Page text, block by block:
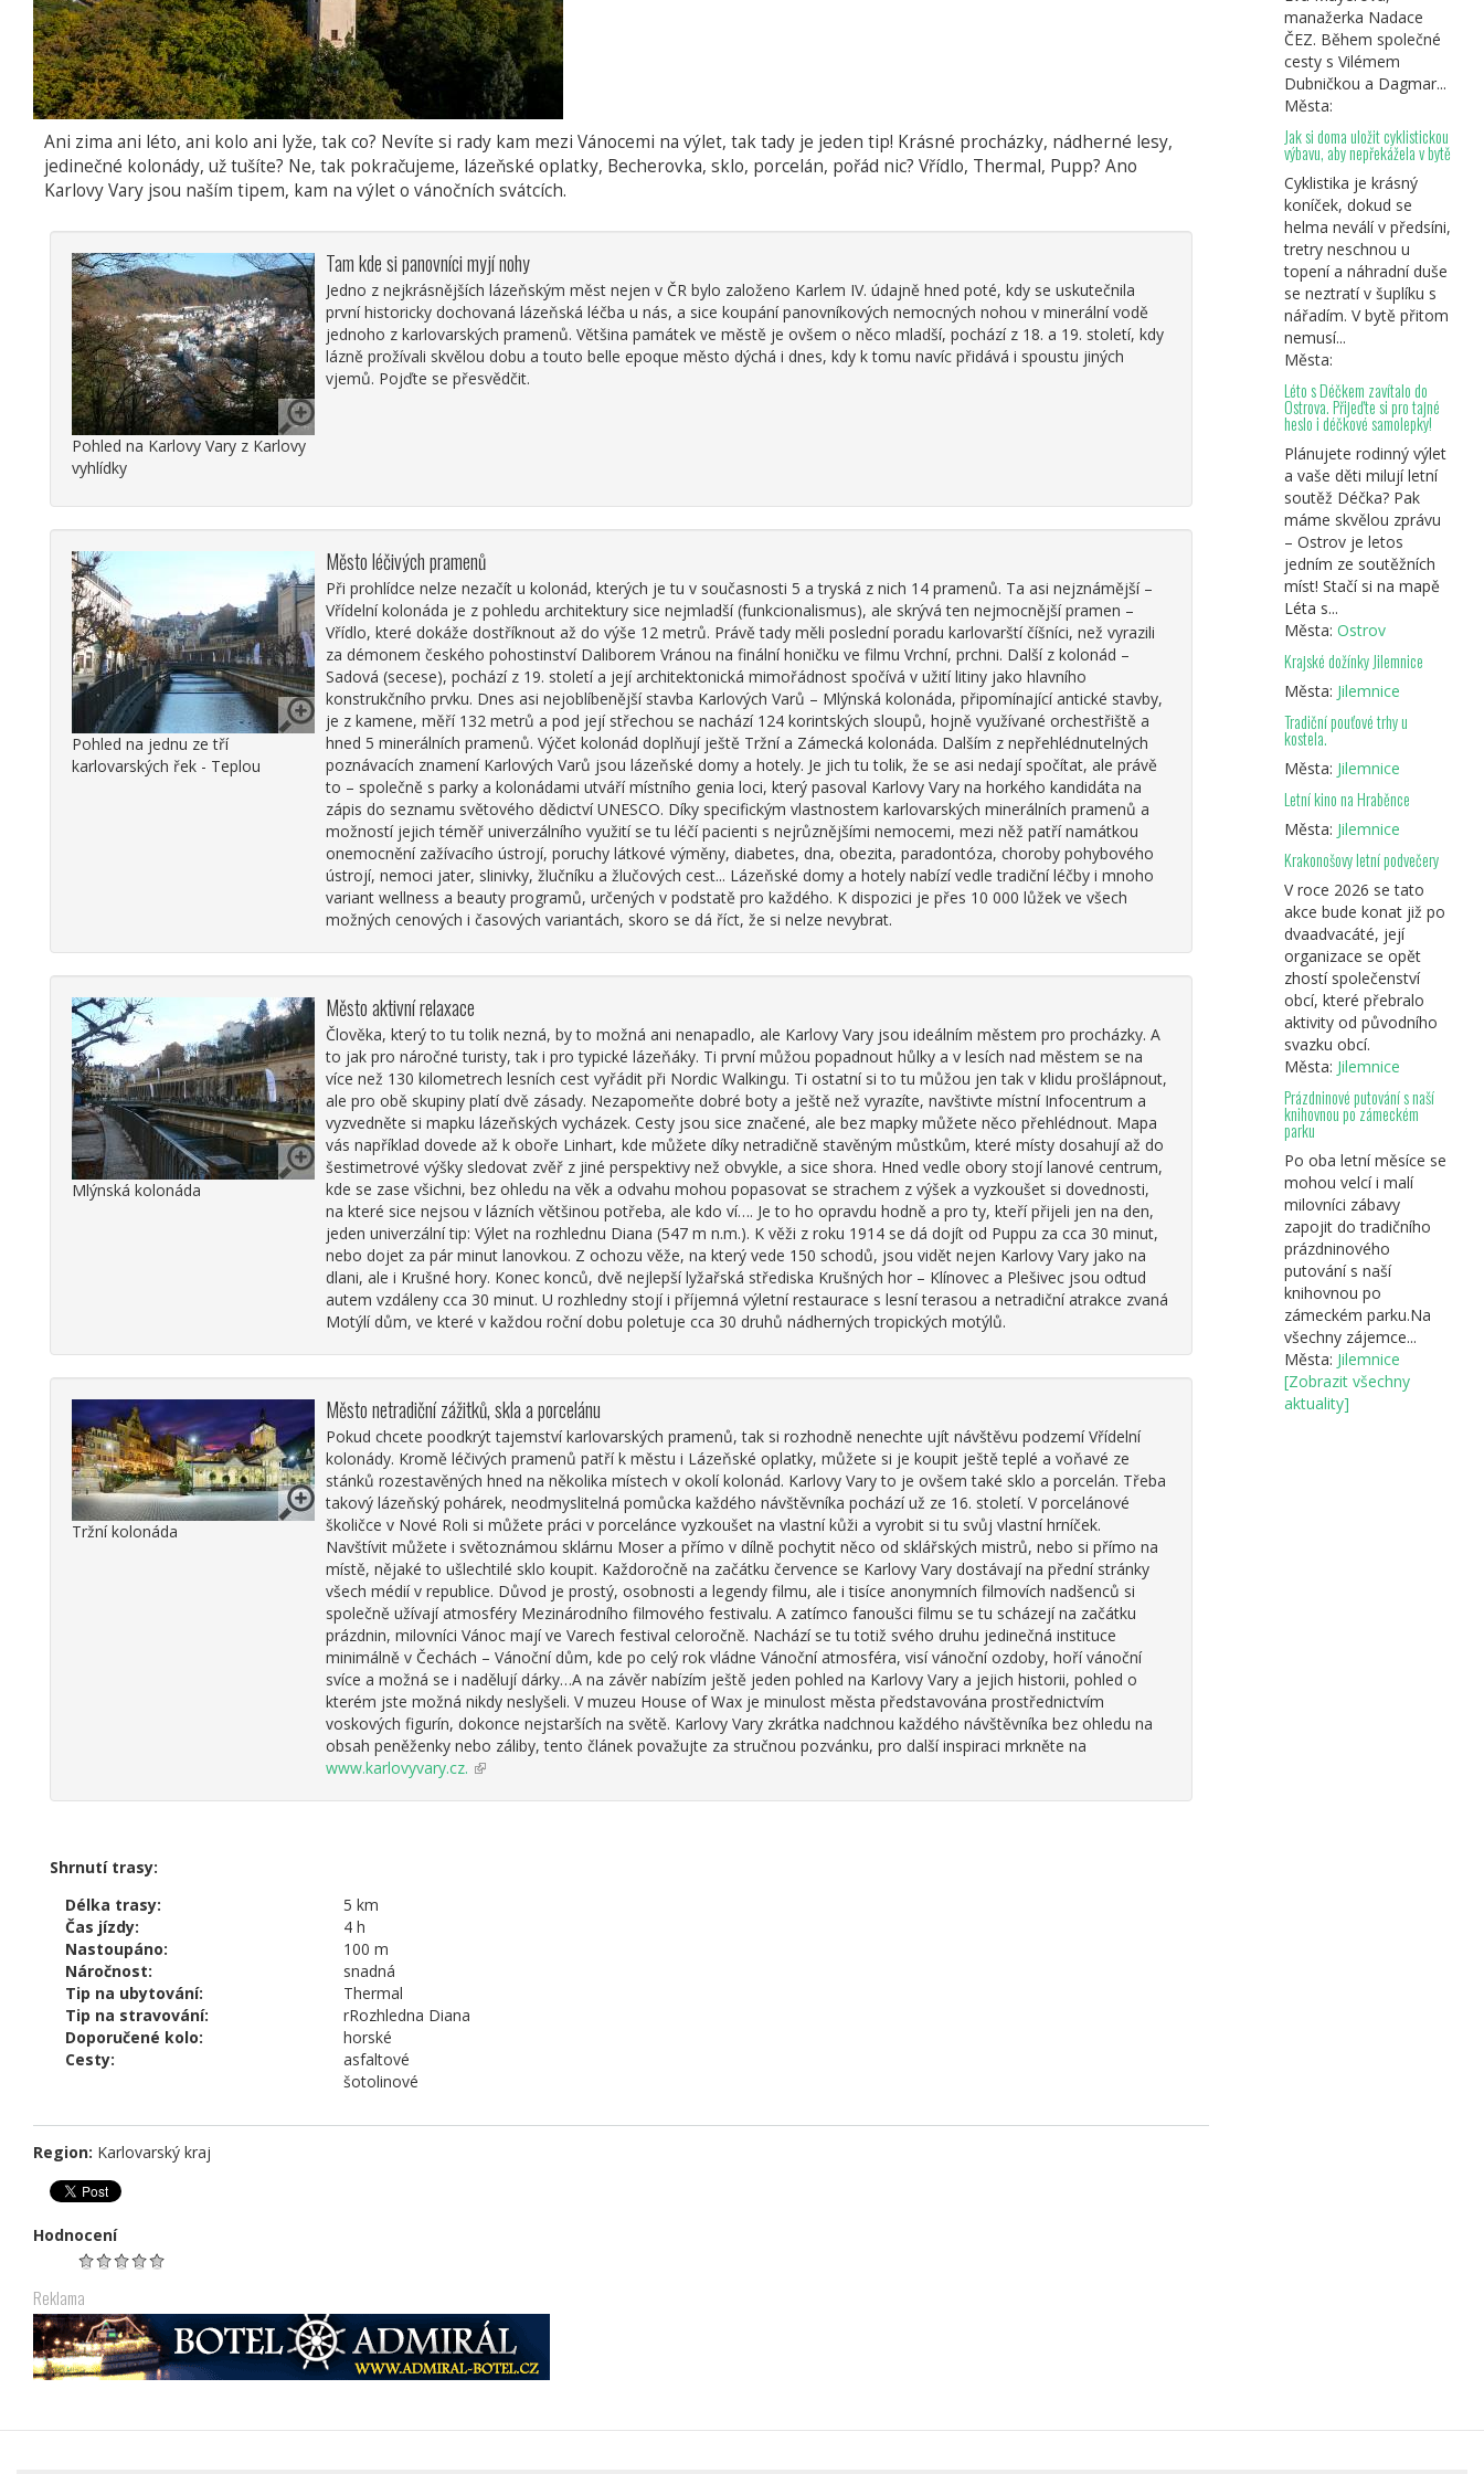
Ani zima ani léto, ani kolo ani lyže, tak co? Nevíte si rady kam mezi Vánocemi na výlet, tak tady je jeden tip! Krásné procházky, nádherné lesy,
jedinečné kolonády, už tušíte? Ne, tak pokračujeme, lázeňské oplatky, Becherovka, sklo, porcelán, pořád nic? Vřídlo, Thermal, Pupp? Ano
Karlovy Vary jsou naším tipem, kam na výlet o vánočních svátcích.
Pohled na Karlovy Vary z Karlovy
vyhlídky
Tam kde si panovníci myjí nohy
Jedno z nejkrásnějších lázeňským měst nejen v ČR bylo založeno Karlem IV. údajně hned poté, kdy se uskutečnila
první historicky dochovaná lázeňská léčba u nás, a sice koupání panovníkových nemocných nohou v minerální vodě
jednoho z karlovarských pramenů. Většina památek ve městě je ovšem o něco mladší, pochází z 18. a 19. století, kdy
lázně prožívali skvělou dobu a touto belle epoque město dýchá i dnes, kdy k tomu navíc přidává i spoustu jiných
vjemů. Pojďte se přesvědčit.
Pohled na jednu ze tří
karlovarských řek - Teplou
Město léčivých pramenů
Při prohlídce nelze nezačít u kolonád, kterých je tu v současnosti 5 a tryská z nich 14 pramenů. Ta asi nejznámější –
Vřídelní kolonáda je z pohledu architektury sice nejmladší (funkcionalismus), ale skrývá ten nejmocnější pramen –
Vřídlo, které dokáže dostříknout až do výše 12 metrů. Právě tady měli poslední poradu karlovarští číšníci, než vyrazili
za démonem českého pohostinství Daliborem Vránou na finální honičku ve filmu Vrchní, prchni. Další z kolonád –
Sadová (secese), pochází z 19. století a její architektonická mimořádnost spočívá v užití litiny jako hlavního
konstrukčního prvku. Dnes asi nejoblíbenější stavba Karlových Varů – Mlýnská kolonáda, připomínající antické stavby,
je z kamene, měří 132 metrů a pod její střechou se nachází 124 korintských sloupů, hojně využívané orchestřiště a
hned 5 minerálních pramenů. Výčet kolonád doplňují ještě Tržní a Zámecká kolonáda. Dalším z nepřehlédnutelných
poznávacích znamení Karlových Varů jsou lázeňské domy a hotely. Je jich tu tolik, že se asi nedají spočítat, ale právě
to – společně s parky a kolonádami utváří místního genia loci, který pasoval Karlovy Vary na horkého kandidáta na
zápis do seznamu světového dědictví UNESCO. Díky specifickým vlastnostem karlovarských minerálních pramenů a
možností jejich téměř univerzálního využití se tu léčí pacienti s nejrůznějšími nemocemi, mezi něž patří namátkou
onemocnění zažívacího ústrojí, poruchy látkové výměny, diabetes, dna, obezita, paradontóza, choroby pohybového
ústrojí, nemoci jater, slinivky, žlučníku a žlučových cest... Lázeňské domy a hotely nabízí vedle tradiční léčby i mnoho
variant wellness a beauty programů, určených v podstatě pro každého. K dispozici je přes 10 000 lůžek ve všech
možných cenových i časových variantách, skoro se dá říct, že si nelze nevybrat.
Mlýnská kolonáda
Město aktivní relaxace
Člověka, který to tu tolik nezná, by to možná ani nenapadlo, ale Karlovy Vary jsou ideálním městem pro procházky. A
to jak pro náročné turisty, tak i pro typické lázeňáky. Ti první můžou popadnout hůlky a v lesích nad městem se na
více než 130 kilometrech lesních cest vyřádit při Nordic Walkingu. Ti ostatní si to tu můžou jen tak v klidu prošlápnout,
ale pro obě skupiny platí dvě zásady. Nezapomeňte dobré boty a ještě než vyrazíte, navštivte místní Infocentrum a
vyzvedněte si mapku lázeňských vycházek. Cesty jsou sice značené, ale bez mapky můžete něco přehlédnout. Mapa
vás například dovede až k oboře Linhart, kde můžete díky netradičně stavěným můstkům, které místy dosahují až do
šestimetrové výšky sledovat zvěř z jiné perspektivy než obvykle, a sice shora. Hned vedle obory stojí lanové centrum,
kde se zase všichni, bez ohledu na věk a odvahu mohou popasovat se strachem z výšek a vyzkoušet si dovednosti,
na které sice nejsou v lázních většinou potřeba, ale kdo ví…. Je to ho opravdu hodně a pro ty, kteří přijeli jen na den,
jeden univerzální tip: Výlet na rozhlednu Diana (547 m n.m.). K věži z roku 1914 se dá dojít od Puppu za cca 30 minut,
nebo dojet za pár minut lanovkou. Z ochozu věže, na který vede 150 schodů, jsou vidět nejen Karlovy Vary jako na
dlani, ale i Krušné hory. Konec konců, dvě nejlepší lyžařská střediska Krušných hor – Klínovec a Plešivec jsou odtud
autem vzdáleny cca 30 minut. U rozhledny stojí i příjemná výletní restaurace s lesní terasou a netradiční atrakce zvaná
Motýlí dům, ve které v každou roční dobu poletuje cca 30 druhů nádherných tropických motýlů.
Tržní kolonáda
Město netradiční zážitků, skla a porcelánu
Pokud chcete poodkrýt tajemství karlovarských pramenů, tak si rozhodně nenechte ujít návštěvu podzemí Vřídelní
kolonády. Kromě léčivých pramenů patří k městu i Lázeňské oplatky, můžete si je koupit ještě teplé a voňavé ze
stánků rozestavěných hned na několika místech v okolí kolonád. Karlovy Vary to je ovšem také sklo a porcelán. Třeba
takový lázeňský pohárek, neodmyslitelná pomůcka každého návštěvníka pochází už ze 16. století. V porcelánové
školičce v Nové Roli si můžete práci v porcelánce vyzkoušet na vlastní kůži a vyrobit si tu svůj vlastní hrníček.
Navštívit můžete i světoznámou sklárnu Moser a přímo v dílně pochytit něco od sklářských mistrů, nebo si přímo na
místě, nějaké to ušlechtilé sklo koupit. Každoročně na začátku července se Karlovy Vary dostávají na přední stránky
všech médií v republice. Důvod je prostý, osobnosti a legendy filmu, ale i tisíce anonymních filmovích nadšenců si
společně užívají atmosféry Mezinárodního filmového festivalu. A zatímco fanoušci filmu se tu scházejí na začátku
prázdnin, milovníci Vánoc mají ve Varech festival celoročně. Nachází se tu totiž svého druhu jedinečná instituce
minimálně v Čechách – Vánoční dům, kde po celý rok vládne Vánoční atmosféra, visí vánoční ozdoby, hoří vánoční
svíce a možná se i nadělují dárky…A na závěr nabízím ještě jeden pohled na Karlovy Vary a jejich historii, pohled o
kterém jste možná nikdy neslyšeli. V muzeu House of Wax je minulost města představována prostřednictvím
voskových figurín, dokonce nejstarších na světě. Karlovy Vary zkrátka nadchnou každého návštěvníka bez ohledu na
obsah peněženky nebo záliby, tento článek považujte za stručnou pozvánku, pro další inspiraci mrkněte na
www.karlovyvary.cz. (odkaz
Shrnutí trasy:
Délka trasy:
5 km
Čas jízdy:
4 h
Nastoupáno:
100 m
Náročnost:
snadná
Tip na ubytování:
Thermal
Tip na stravování:
rRozhledna Diana
Doporučené kolo:
horské
Cesty:
asfaltové
šotolinové
Region: Karlovarský kraj
Hodnocení
Reklama
manažerka Nadace
ČEZ. Během společné
cesty s Vilémem
Dubničkou a Dagmar...
Města:
Jak si doma uložit cyklistickou
výbavu, aby nepřekážela v bytě
Cyklistika je krásný
koníček, dokud se
helma neválí v předsíni,
tretry neschnou u
topení a náhradní duše
se neztratí v šuplíku s
nářadím. V bytě přitom
nemusí...
Města:
Léto s Déčkem zavítalo do
Ostrova. Přijeďte si pro tajné
heslo i déčkové samolepky!
Plánujete rodinný výlet
a vaše děti milují letní
soutěž Déčka? Pak
máme skvělou zprávu
– Ostrov je letos
jedním ze soutěžních
míst! Stačí si na mapě
Léta s...
Města: Ostrov
Krajské dožínky Jilemnice
Města: Jilemnice
Tradiční pouťové trhy u
kostela.
Města: Jilemnice
Letní kino na Hraběnce
Města: Jilemnice
Krakonošovy letní podvečery
V roce 2026 se tato
akce bude konat již po
dvaadvacáté, její
organizace se opět
zhostí společenství
obcí, které přebralo
aktivity od původního
svazku obcí.
Města: Jilemnice
Prázdninové putování s naší
knihovnou po zámeckém
parku
Po oba letní měsíce se
mohou velcí i malí
milovníci zábavy
zapojit do tradičního
prázdninového
putování s naší
knihovnou po
zámeckém parku.Na
všechny zájemce...
Města: Jilemnice
[Zobrazit všechny
aktuality]